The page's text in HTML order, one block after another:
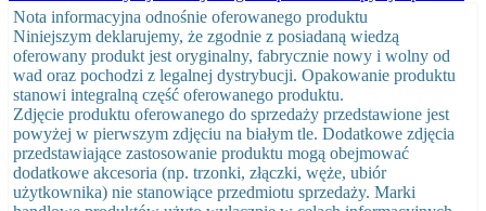
Nota informacyjna odnośnie oferowanego produktu
Niniejszym deklarujemy, że zgodnie z posiadaną wiedzą
oferowany produkt jest oryginalny, fabrycznie nowy i wolny od
wad oraz pochodzi z legalnej dystrybucji. Opakowanie produktu
stanowi integralną część oferowanego produktu.
Zdjęcie produktu oferowanego do sprzedaży przedstawione jest
powyżej w pierwszym zdjęciu na białym tle. Dodatkowe zdjęcia
przedstawiające zastosowanie produktu mogą obejmować
dodatkowe akcesoria (np. trzonki, złączki, węże, ubiór
użytkownika) nie stanowiące przedmiotu sprzedaży. Marki